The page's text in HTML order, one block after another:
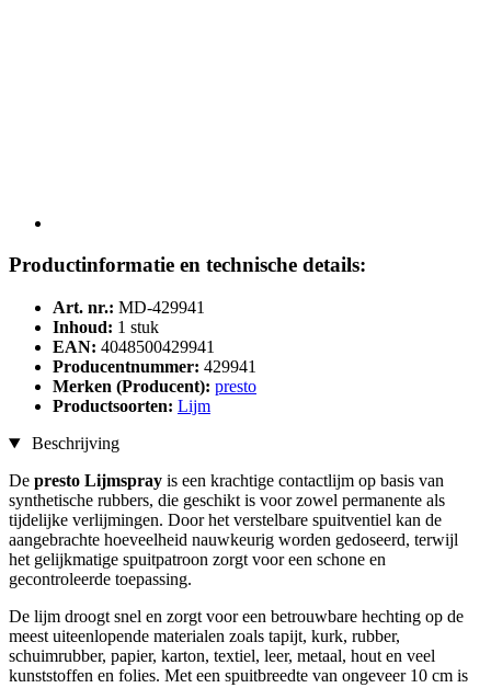
Productinformatie en technische details:
Art. nr.: MD-429941
Inhoud: 1 stuk
EAN: 4048500429941
Producentnummer: 429941
Merken (Producent): presto
Productsoorten: Lijm
Beschrijving
De presto Lijmspray is een krachtige contactlijm op basis van
synthetische rubbers, die geschikt is voor zowel permanente als
tijdelijke verlijmingen. Door het verstelbare spuitventiel kan de
aangebrachte hoeveelheid nauwkeurig worden gedoseerd, terwijl
het gelijkmatige spuitpatroon zorgt voor een schone en
gecontroleerde toepassing.
De lijm droogt snel en zorgt voor een betrouwbare hechting op de
meest uiteenlopende materialen zoals tapijt, kurk, rubber,
schuimrubber, papier, karton, textiel, leer, metaal, hout en veel
kunststoffen en folies. Met een spuitbreedte van ongeveer 10 cm is